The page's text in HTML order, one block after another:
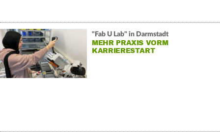
"Fab U Lab" in Darmstadt
MEHR PRAXIS VORM
KARRIERESTART